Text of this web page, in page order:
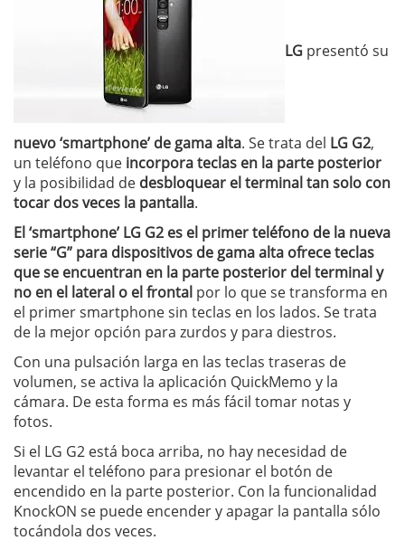
LG presentó su
nuevo ‘smartphone’ de gama alta. Se trata del LG G2,
un teléfono que incorpora teclas en la parte posterior
y la posibilidad de desbloquear el terminal tan solo con
tocar dos veces la pantalla.
El ‘smartphone’ LG G2 es el primer teléfono de la nueva
serie “G” para dispositivos de gama alta ofrece teclas
que se encuentran en la parte posterior del terminal y
no en el lateral o el frontal por lo que se transforma en
el primer smartphone sin teclas en los lados. Se trata
de la mejor opción para zurdos y para diestros.
Con una pulsación larga en las teclas traseras de
volumen, se activa la aplicación QuickMemo y la
cámara. De esta forma es más fácil tomar notas y
fotos.
Si el LG G2 está boca arriba, no hay necesidad de
levantar el teléfono para presionar el botón de
encendido en la parte posterior. Con la funcionalidad
KnockON se puede encender y apagar la pantalla sólo
tocándola dos veces.